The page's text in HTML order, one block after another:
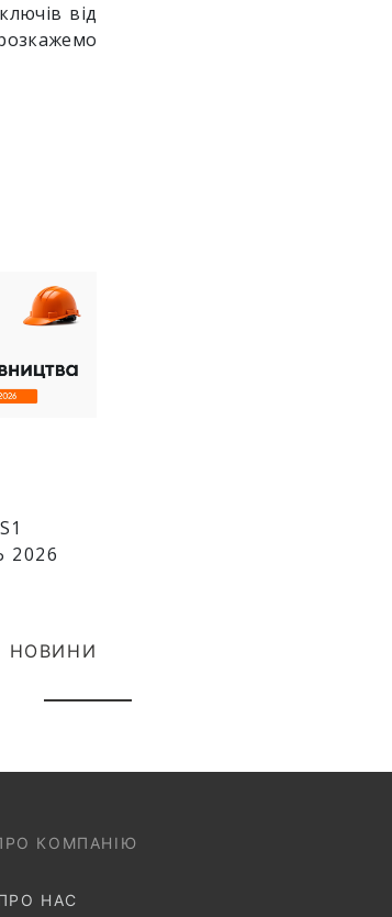
від
НОВИНИ
КОМПАНІЮ
НАС